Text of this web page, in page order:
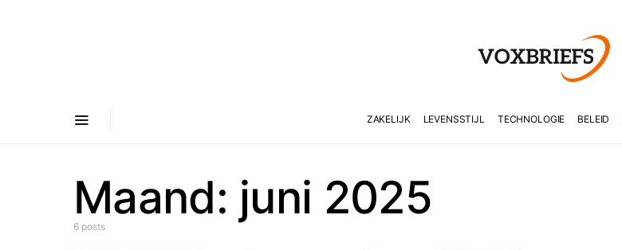
ZAKELIJK LEVENSSTIJL TECHNOLOGIE BELEID
Maand: juni 2025
6 posts